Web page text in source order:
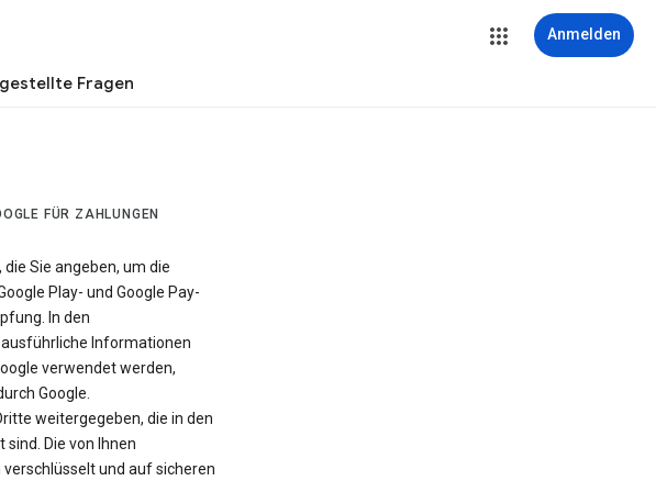
Anmelden
Fragen
FÜR ZAHLUNGEN
Sie angeben, um die
Play- und Google Pay-
In den
Informationen
verwendet werden,
Google.
weitergegeben, die in den
Die von Ihnen
und auf sicheren